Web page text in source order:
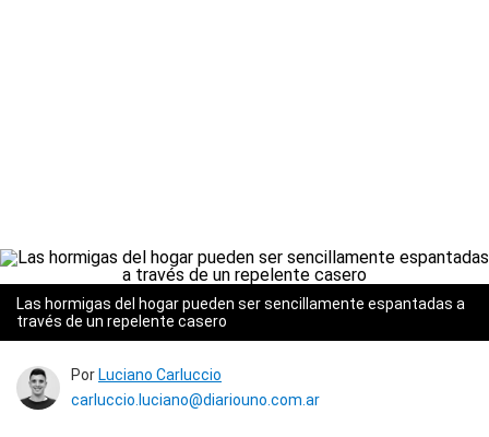
Las hormigas del hogar pueden ser sencillamente espantadas a
través de un repelente casero
Por Luciano Carluccio
carluccio.luciano@diariouno.com.ar